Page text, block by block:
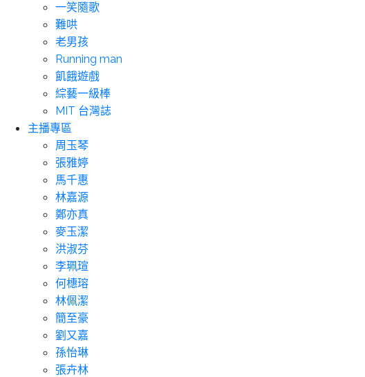
一笑隨歌
難哄
老男孩
Running man
飢餓遊戲
綜藝一級棒
MIT 台灣誌
主播專區
周玉琴
張雅婷
馬千惠
林嘉源
鄭亦真
麥玉潔
洪淑芬
李珮瑄
何橞瑢
林佩潔
簡至豪
劉又嘉
孫怡琳
張卉林